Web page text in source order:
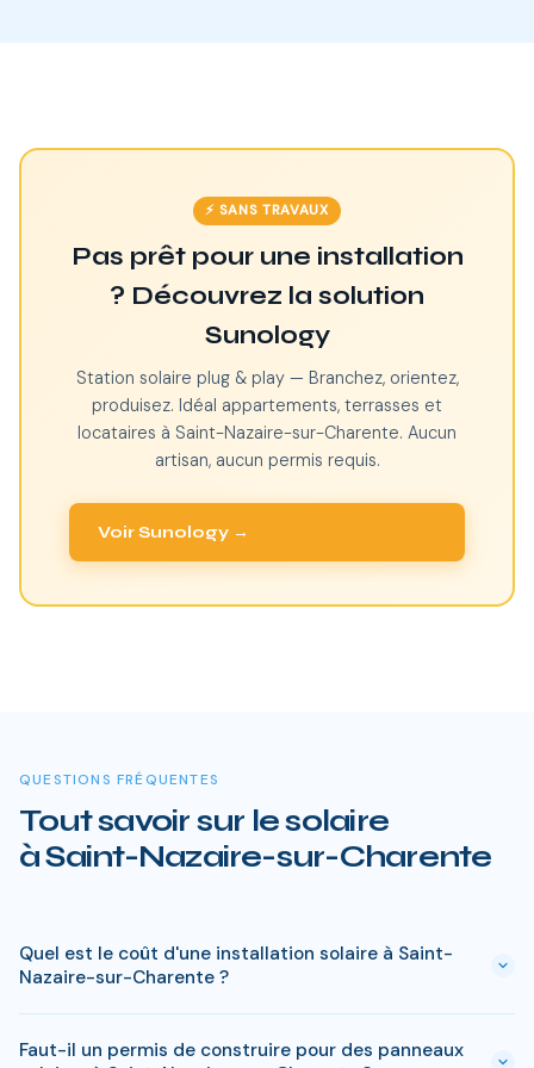
⚡ SANS TRAVAUX
Pas prêt pour une installation
? Découvrez la solution
Sunology
Station solaire plug & play — Branchez, orientez,
produisez. Idéal appartements, terrasses et
locataires à Saint-Nazaire-sur-Charente. Aucun
artisan, aucun permis requis.
Voir Sunology →
QUESTIONS FRÉQUENTES
Tout savoir sur le solaire
à Saint-Nazaire-sur-Charente
Quel est le coût d'une installation solaire à Saint-
Nazaire-sur-Charente ?
à 9 kWc). Après les aides disponibles en Charente-Maritime
Faut-il un permis de construire pour des panneaux